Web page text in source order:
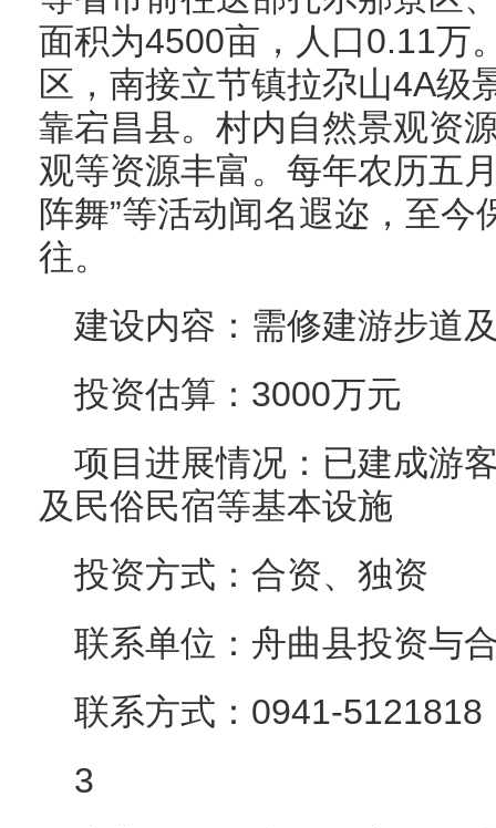
面积为4500亩，人口0.11万
区，南接立节镇拉尕山4A级
靠宕昌县。村内自然景观资
观等资源丰富。每年农历五
阵舞”等活动闻名遐迩，至
往。
建设内容：需修建游步道
投资估算：3000万元
项目进展情况：已建成游
及民俗民宿等基本设施
投资方式：合资、独资
联系单位：舟曲县投资与
联系方式：0941-5121818
3